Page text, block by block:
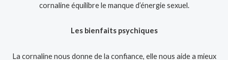
cornaline équilibre le manque d’énergie sexuel.
Les bienfaits psychiques
La cornaline nous donne de la confiance, elle nous aide a mieux